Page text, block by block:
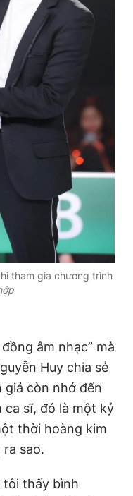
tham gia chương trình
âm nhạc” mà
Huy chia sẻ
giả còn nhớ đến
ca sĩ, đó là một kỷ
thời hoàng kim
sao.
tôi thấy bình